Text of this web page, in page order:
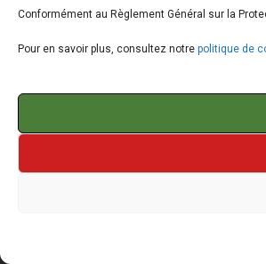
Conformément au Règlement Général sur la
Pour en savoir plus, consultez notre politique de